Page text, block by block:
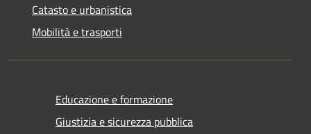
Catasto e urbanistica
Mobilità e trasporti
Educazione e formazione
Giustizia e sicurezza pubblica